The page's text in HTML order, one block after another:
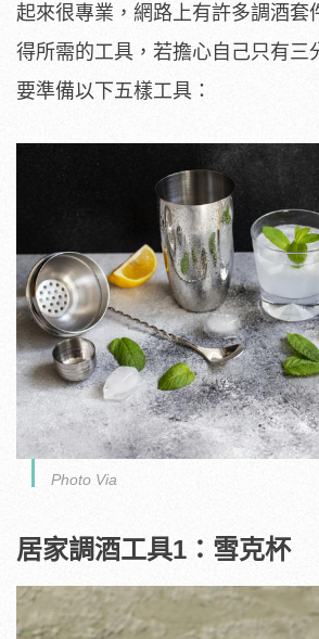
起來很專業，網路上有許多調酒套
得所需的工具，若擔心自己只有三
要準備以下五樣工具：
Photo Via
居家調酒工具1：雪克杯